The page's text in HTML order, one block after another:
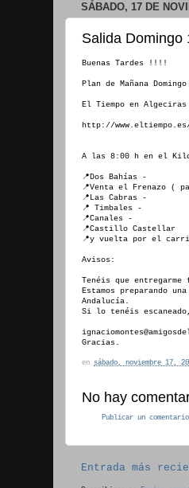
SÁBADO, 17 DE
Salida Domingo
Buenas Tardes !!!!
Plan de Mañana Domingo
El Tiempo en Algeciras
http://
A las 8:00 h en el
📍Dos Bahías -
📍Venta el Frenazo (
📍Las Cabras -
📍 Timbales -
📍Canales -
📍Castillo Castellar
📍y vuelta por el
Avisos:
Tenéis que
Estamos preparando
Andalucía.
Si lo tenéis
Gracias.
en sábado, noviembre 17,
No hay
Publicar un comentario
Entrada más